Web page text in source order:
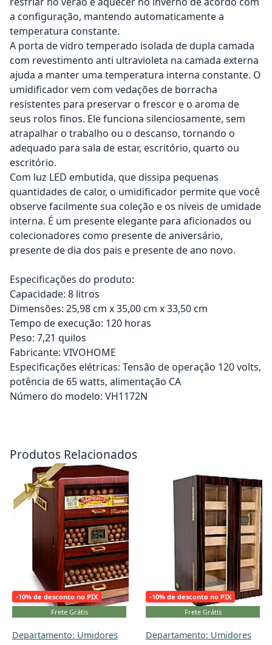
a configuração, mantendo automaticamente a
temperatura constante.
A porta de vidro temperado isolada de dupla camada
com revestimento anti ultravioleta na camada externa
ajuda a manter uma temperatura interna constante. O
umidificador vem com vedações de borracha
resistentes para preservar o frescor e o aroma de
seus rolos finos. Ele funciona silenciosamente, sem
atrapalhar o trabalho ou o descanso, tornando o
adequado para sala de estar, escritório, quarto ou
escritório.
Com luz LED embutida, que dissipa pequenas
quantidades de calor, o umidificador permite que você
observe facilmente sua coleção e os níveis de umidade
interna. É um presente elegante para aficionados ou
colecionadores como presente de aniversário,
presente de dia dos pais e presente de ano novo.
Especificações do produto:
Capacidade: 8 litros
Dimensões: 25,98 cm x 35,00 cm x 33,50 cm
Tempo de execução: 120 horas
Peso: 7,21 quilos
Fabricante: VIVOHOME
Especificações elétricas: Tensão de operação 120 volts,
potência de 65 watts, alimentação CA
Número do modelo: VH1172N
Produtos Relacionados
-10% de desconto no PIX
Frete Grátis
Departamento: Umidores
-10% de desconto no PIX
Frete Grátis
Departamento: Umidores